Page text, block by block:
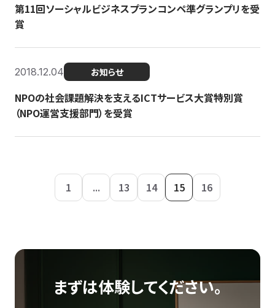
第11回ソーシャルビジネスプランコンペ準グランプリを受
賞
2018.12.04 お知らせ
NPOの社会課題解決を支えるICTサービス大賞特別賞
（NPO運営支援部門）を受賞
1 ... 13 14 15 16
まずは体験してください。